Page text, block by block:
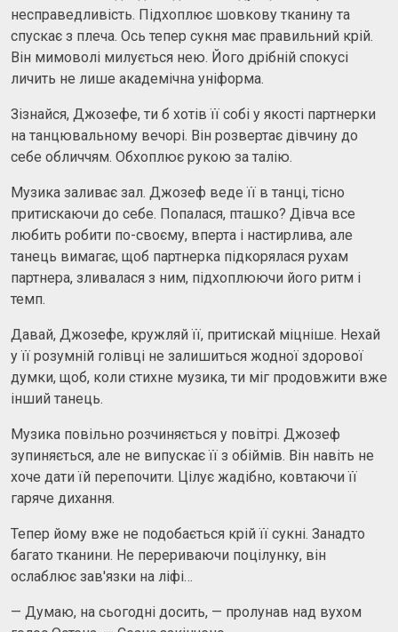
несправедливість. Підхоплює шовкову тканину та
спускає з плеча. Ось тепер сукня має правильний крій.
Він мимоволі милується нею. Його дрібній спокусі
личить не лише академічна уніформа.
Зізнайся, Джозефе, ти б хотів її собі у якості партнерки
на танцювальному вечорі. Він розвертає дівчину до
себе обличчям. Обхоплює рукою за талію.
Музика заливає зал. Джозеф веде її в танці, тісно
притискаючи до себе. Попалася, пташко? Дівча все
любить робити по-своєму, вперта і настирлива, але
танець вимагає, щоб партнерка підкорялася рухам
партнера, зливалася з ним, підхоплюючи його ритм і
темп.
Давай, Джозефе, кружляй її, притискай міцніше. Нехай
у її розумній голівці не залишиться жодної здорової
думки, щоб, коли стихне музика, ти міг продовжити вже
інший танець.
Музика повільно розчиняється у повітрі. Джозеф
зупиняється, але не випускає її з обіймів. Він навіть не
хоче дати їй перепочити. Цілує жадібно, ковтаючи її
гаряче дихання.
Тепер йому вже не подобається крій її сукні. Занадто
багато тканини. Не перериваючи поцілунку, він
ослаблює зав'язки на ліфі…
— Думаю, на сьогодні досить, — пролунав над вухом